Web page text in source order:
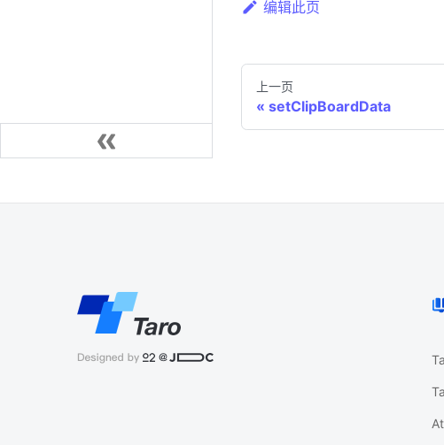
编辑此页
上一页
setClipBoardData